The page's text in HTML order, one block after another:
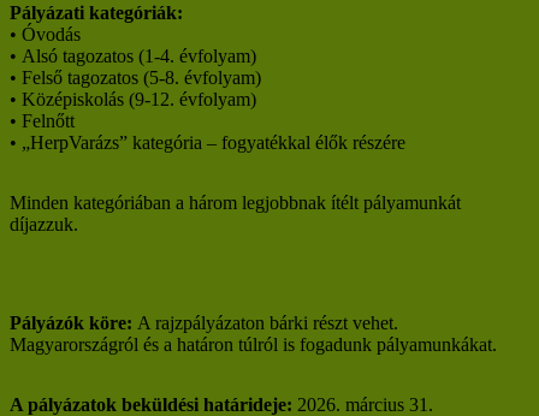
Pályázati kategóriák:
• Óvodás
• Alsó tagozatos (1-4. évfolyam)
• Felső tagozatos (5-8. évfolyam)
• Középiskolás (9-12. évfolyam)
• Felnőtt
• „HerpVarázs” kategória – fogyatékkal élők részére
Minden kategóriában a három legjobbnak ítélt pályamunkát
díjazzuk.
Pályázók köre: A rajzpályázaton bárki részt vehet.
Magyarországról és a határon túlról is fogadunk pályamunkákat.
A pályázatok beküldési határideje: 2026. március 31.